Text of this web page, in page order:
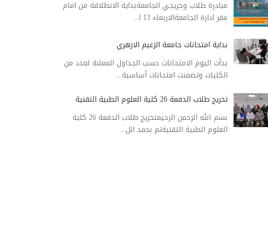
مبادرة طلاب وخريجي الجامعةبداية الانطلاقة من امام
مقر ادارة الجامعةالاربعاء 13 ا...
بداية امتحانات جامعة الزعيم الازهري
بدأت اليوم الامتحانات حسب الجداول المعلنة لعدد من
الكليات وتضمنت امتحانات أساسية...
تخريج طلاب الدفعة 26 كلية العلوم الطبية التقنية
بسم الله الرحمن الرحيمتخريج طلاب الدفعة 26 كلية
العلوم الطبية التقنيةتم بحمد الل...